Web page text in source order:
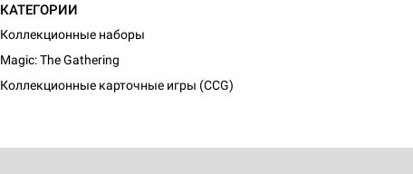
КАТЕГОРИИ
Коллекционные наборы
Magic: The Gathering
Коллекционные карточные игры (CCG)